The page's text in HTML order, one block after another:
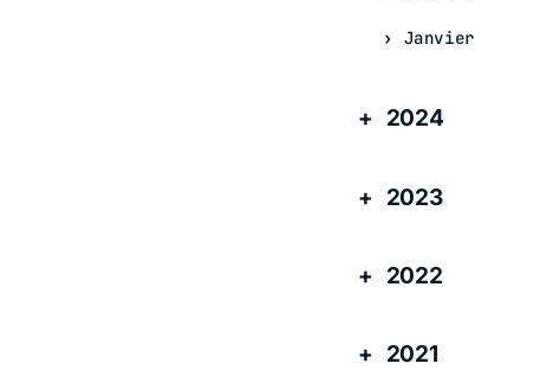
Janvier
2024
2023
2022
2021